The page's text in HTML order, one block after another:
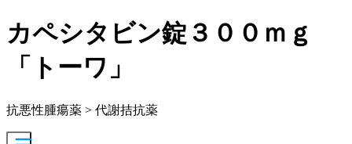
カペシタビン錠３００ｍｇ
「トーワ」
抗悪性腫瘍薬 > 代謝拮抗薬